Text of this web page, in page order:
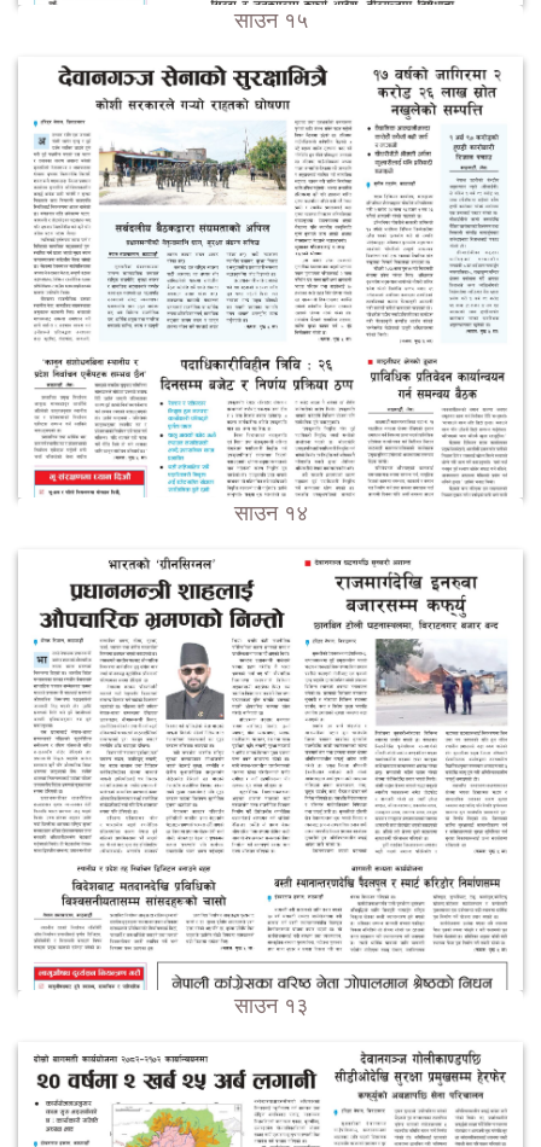
साउन १५
साउन १४
साउन १३